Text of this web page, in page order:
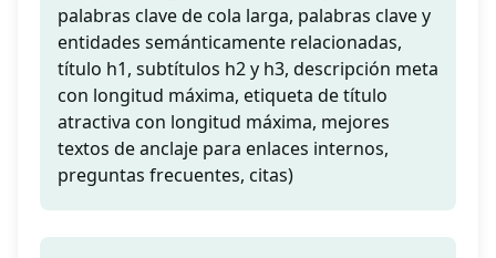
palabras clave de cola larga, palabras clave y
entidades semánticamente relacionadas,
título h1, subtítulos h2 y h3, descripción meta
con longitud máxima, etiqueta de título
atractiva con longitud máxima, mejores
textos de anclaje para enlaces internos,
preguntas frecuentes, citas)